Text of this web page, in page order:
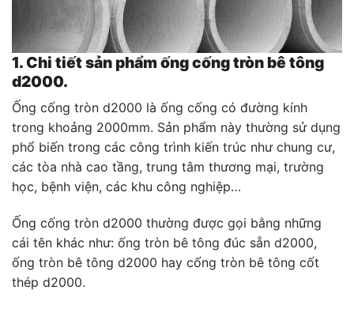
1. Chi tiết sản phẩm ống cống tròn bê tông
d2000.
Ống cống tròn d2000 là ống cống có đường kính
trong khoảng 2000mm. Sản phẩm này thường sử dụng
phổ biến trong các công trình kiến trúc như chung cư,
các tòa nhà cao tầng, trung tâm thương mại, trường
học, bệnh viện, các khu công nghiệp…
Ống cống tròn d2000 thường được gọi bằng những
cái tên khác như: ống tròn bê tông đúc sẵn d2000,
ống tròn bê tông d2000 hay cống tròn bê tông cốt
thép d2000.